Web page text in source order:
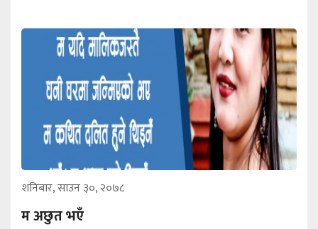
शनिबार, साउन ३०, २०७८
म अछुत भएँ